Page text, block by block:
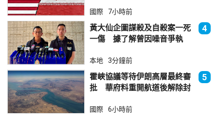
國際 7小時前
黃大仙企圖謀殺及自殺案一死
一傷 據了解曾因噪音爭執
4
本地 3分鐘前
霍峽協議等待伊朗高層最終審
批 華府料重開航道後解除封
5
國際 6小時前